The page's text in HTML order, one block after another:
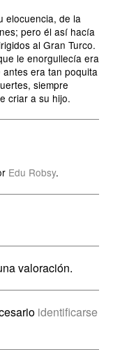
elocuencia, de la
pero él así hacía
al Gran Turco.
le enorgullecía era
era tan poquita
siempre
criar a su hijo.
Edu Robsy.
valoración.
identificarse